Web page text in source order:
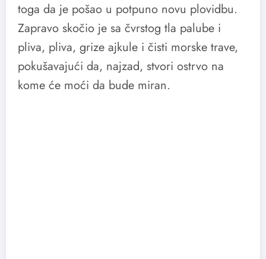
toga da je pošao u potpuno novu plovidbu.
Zapravo skočio je sa čvrstog tla palube i
pliva, pliva, grize ajkule i čisti morske trave,
pokušavajući da, najzad, stvori ostrvo na
kome će moći da bude miran.